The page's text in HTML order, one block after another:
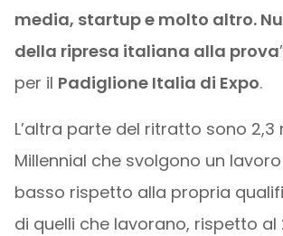
media, startup e molto altro.
della ripresa italiana alla prova
per il Padiglione Italia di Expo.
L’altra parte del ritratto sono 2,3
Millennial che svolgono un
basso rispetto alla propria
di quelli che lavorano, rispetto al